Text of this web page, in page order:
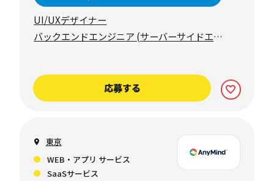
UI/UXデザイナー
バックエンドエンジニア (サーバーサイドエン
応募する
東京
WEB・アプリ サービス
SaaSサービス